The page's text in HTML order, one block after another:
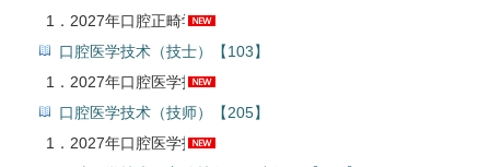
1． 2027年口腔正畸学中级职称考试题库AI讲解
口腔医学技术（技士）【103】
1． 2027年口腔医学技术（士）考试题库【真题精选＋章节题库＋模拟试题＋冲刺试卷】AI讲解
口腔医学技术（技师）【205】
1． 2027年口腔医学技术（师）考试题库【真题精选＋章节题库＋模拟试题＋冲刺试卷】AI讲解